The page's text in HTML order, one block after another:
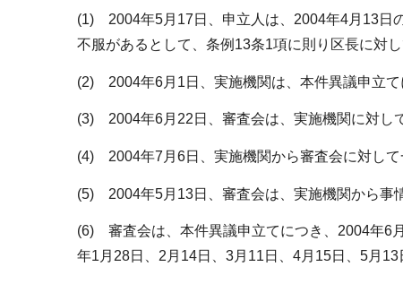
(1) 2004年5月17日、申立人は、2004年4月13日
不服があるとして、条例13条1項に則り区長に対し
(2) 2004年6月1日、実施機関は、本件異議申立て
(3) 2004年6月22日、審査会は、実施機関に対し
(4) 2004年7月6日、実施機関から審査会に対して
(5) 2004年5月13日、審査会は、実施機関から事
(6) 審査会は、本件異議申立てにつき、2004年6
年1月28日、2月14日、3月11日、4月15日、5月